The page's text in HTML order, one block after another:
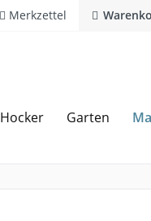
Merkzettel
Hocker Garten
Hotline 02594 94